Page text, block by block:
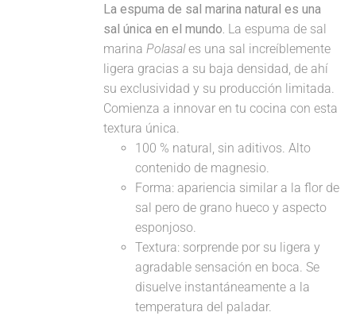
La espuma de sal marina natural es una
sal única en el mundo. La espuma de sal
marinaPolasales una sal increíblemente
ligera gracias a su baja densidad, de ahí
su exclusividad y su producción limitada.
Comienza a innovar en tu cocina con esta
textura única.
100 % natural, sin aditivos. Alto
contenido de magnesio.
Forma: apariencia similar a la flor de
sal pero de grano hueco y aspecto
esponjoso.
Textura: sorprende por su ligera y
agradable sensación en boca. Se
disuelve instantáneamente a la
temperatura del paladar.